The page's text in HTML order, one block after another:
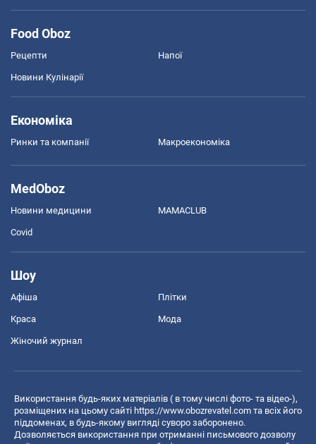
Food Oboz
Рецепти Напої
Новини Кулінарії
Економіка
Ринки та компанії Макроекономіка
MedOboz
Новини медицини MAMACLUB
Covid
Шоу
Афіша Плітки
Краса Мода
Жіночий журнал
Використання будь-яких матеріалів ( в тому числі фото- та відео-),
розміщених на цьому сайті https://www.obozrevatel.com та всіх його
піддоменах, в будь-якому вигляді суворо заборонено.
Дозволяється використання при отриманні письмового дозволу